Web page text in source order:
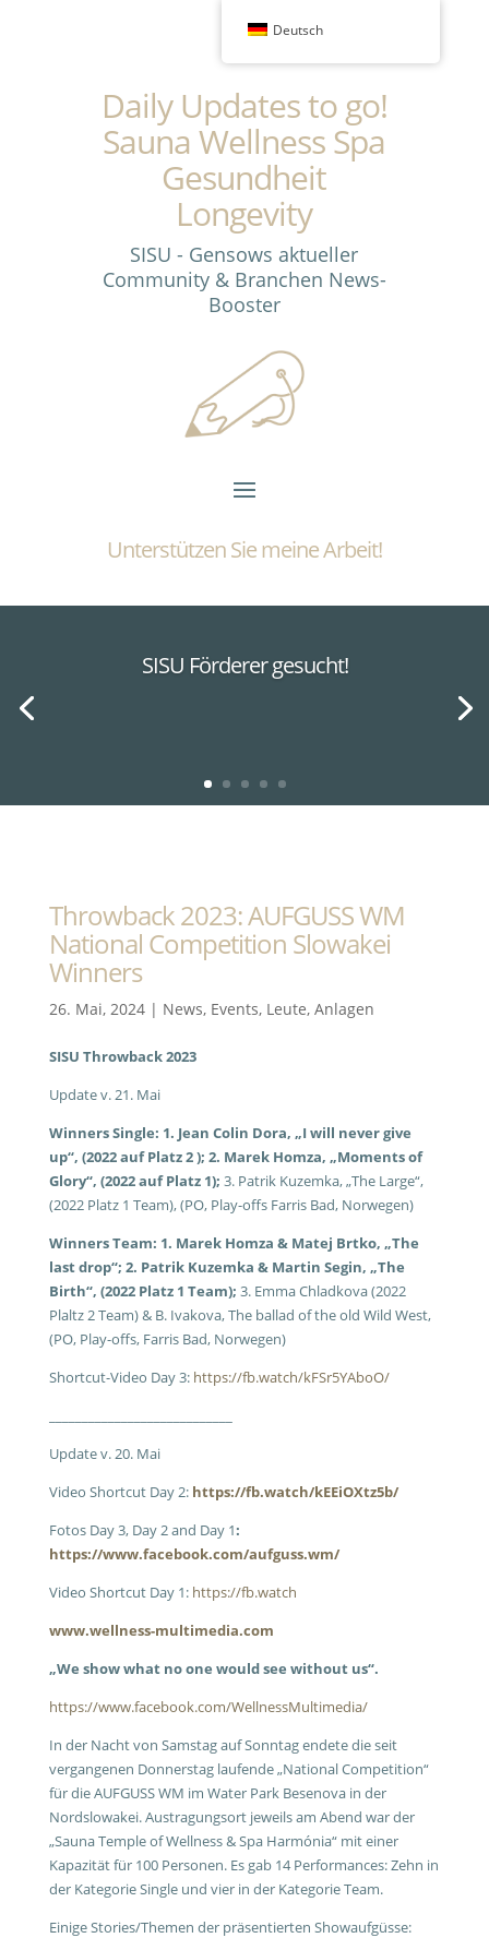
Daily Updates to go!
Sauna Wellness Spa
Gesundheit
Longevity
SISU - Gensows aktueller
Community & Branchen News-
Booster
Unterstützen Sie meine Arbeit!
SISU Förderer gesucht!
Throwback 2023: AUFGUSS WM
National Competition Slowakei
Winners
26. Mai, 2024| News, Events, Leute, Anlagen
SISU Throwback 2023
Update v. 21. Mai
Winners Single: 1. Jean Colin Dora, „I will never give
up“, (2022 auf Platz 2 ); 2. Marek Homza, „Moments of
Glory“, (2022 auf Platz 1); 3. Patrik Kuzemka, „The Large“,
(2022 Platz 1 Team), (PO, Play-offs Farris Bad, Norwegen)
Winners Team: 1. Marek Homza & Matej Brtko, „The
last drop“; 2. Patrik Kuzemka & Martin Segin, „The
Birth“, (2022 Platz 1 Team); 3. Emma Chladkova (2022
Plaltz 2 Team) & B. Ivakova, The ballad of the old Wild West,
(PO, Play-offs, Farris Bad, Norwegen)
Shortcut-Video Day 3: https://fb.watch/kFSr5YAboO/
Update v. 20. Mai
Video Shortcut Day 2: https://fb.watch/kEEiOXtz5b/
Fotos Day 3, Day 2 and Day 1:
https://www.facebook.com/aufguss.wm/
Video Shortcut Day 1: https://fb.watch
www.wellness-multimedia.com
„We show what no one would see without us“.
https://www.facebook.com/WellnessMultimedia/
In der Nacht von Samstag auf Sonntag endete die seit
vergangenen Donnerstag laufende „National Competition“
für die AUFGUSS WM im Water Park Besenova in der
Nordslowakei. Austragungsort jeweils am Abend war der
„Sauna Temple of Wellness & Spa Harmónia“ mit einer
Kapazität für 100 Personen. Es gab 14 Performances: Zehn in
der Kategorie Single und vier in der Kategorie Team.
Einige Stories/Themen der präsentierten Showaufgüsse:
Deutsch